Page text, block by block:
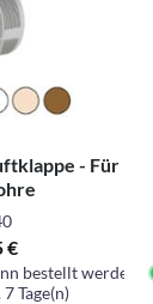
- Für
€
bestellt werden
Tage(n)